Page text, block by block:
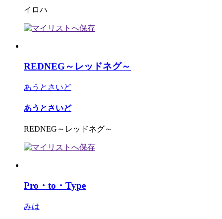
イロハ
REDNEG～レッドネグ～
あうとさいど
あうとさいど
REDNEG～レッドネグ～
Pro・to・Type
みは